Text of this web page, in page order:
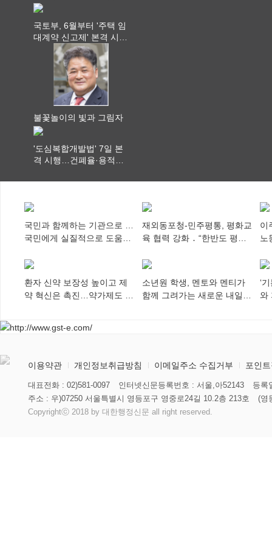
체계 구축
국토부, 6월부터 '주택 임
대계약 신고제' 본격 시
행…실거래가 투명화 기
불꽃놀이의 빛과 그림자
'도심복합개발법' 7일 본
격 시행…건폐율·용적률
국민과 함께하는 기관으로 …
국민에게 실질적으로 도움이
재외동포청-민주평통, 평화교
육 협력 강화 ․ “한반도 평화,
다”
이
노
환자 신약 보장성 높이고 제
약 혁신은 촉진…약가제도 개
소년원 학생, 멘토와 멘티가
함께 그려가는 새로운 내일
‘
와
이용약관 개인정보취급방침 이메일주소 수집거부 포인
대표전화 : 02)581-0097 인터넷신문등록번호 : 서울,아52143
등록
주소 : 우)07250 서울특별시 영등포구 영중로24길 10.2층 213호
(영
Copyrightⓒ 2018 by 대한행정신문 all right reserved.